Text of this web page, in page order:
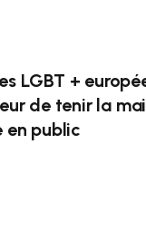
LGBT +
de tenir la
en public